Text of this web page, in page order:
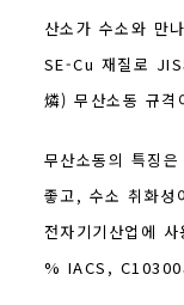
산소가 수소와 만
SE-Cu 재질로
燐) 무산소동 규격
무산소동의 특징
좋고, 수소 취화성
전자기기산업에
% IACS, C10300